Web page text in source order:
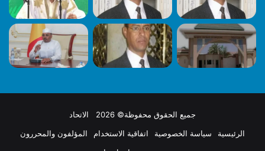
جميع الحقوق محفوظة© 2026 الاتحاد
الرئيسية
سياسة الخصوصية اتفاقية الاستخدام
المؤلفون والمحررون